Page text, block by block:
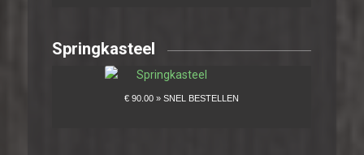
Springkasteel